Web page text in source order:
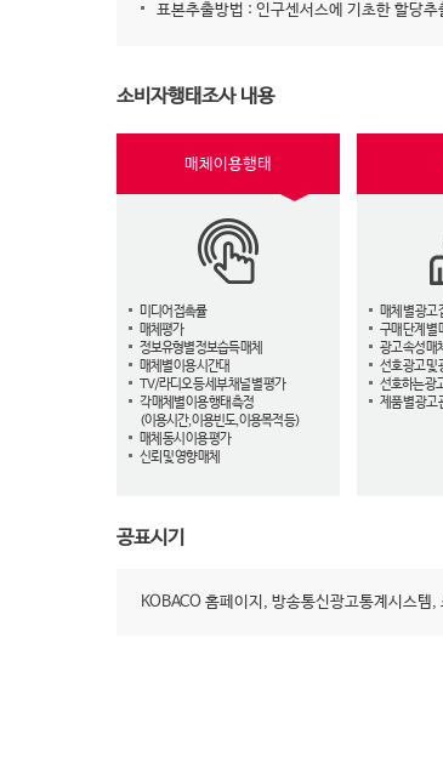
표본추출방법 : 인구센서스에 기초한 할당추
소비자행태조사 내용
매체이용행태
미디어 접촉률
매체평가
정보유형별 정보습득 매체
매체별 이용 시간대
TV/라디오 등 세부 채널 별 평가
각 매체별 이용 행태 측정
(이용시간, 이용빈도, 이용목적 등)
매체 동시 이용 평가
신뢰 및 영향 매체
매체 별 광고
구매 단계 별
광고 속성 매
선호 광고 및
선호하는 광
제품 별 광고
공표시기
KOBACO 홈페이지, 방송통신광고통계시스템